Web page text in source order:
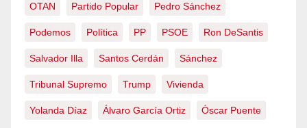
OTAN Partido Popular Pedro Sánchez
Podemos Política PP PSOE Ron DeSantis
Salvador Illa Santos Cerdán Sánchez
Tribunal Supremo Trump Vivienda
Yolanda Díaz Álvaro García Ortiz Óscar Puente